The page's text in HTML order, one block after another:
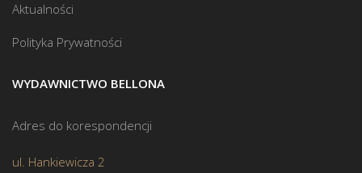
Aktualności
Polityka Prywatności
WYDAWNICTWO BELLONA
Adres do korespondencji
ul. Hankiewicza 2